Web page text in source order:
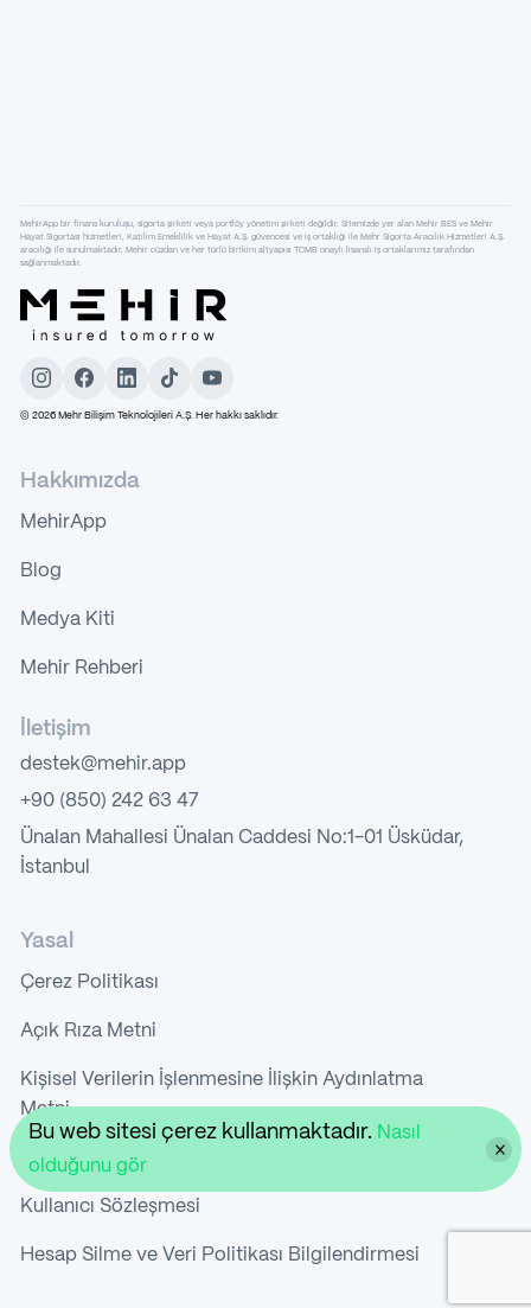
Bu web sitesi çerez kullanmaktadır. Nasıl
olduğunu gör
© 2026Mehr Bilişim Teknolojileri A.Ş. Her hakkı saklıdır.
Hakkımızda
MehirApp
Blog
Medya Kiti
Mehir Rehberi
İletişim
destek@mehir.app
+90 (850) 242 63 47
Ünalan Mahallesi Ünalan Caddesi No:1-01 Üsküdar,
İstanbul
Yasal
Çerez Politikası
Açık Rıza Metni
Kişisel Verilerin İşlenmesine İlişkin Aydınlatma
Metni
Gizlilik Politikası
Kullanıcı Sözleşmesi
Hesap Silme ve Veri Politikası Bilgilendirmesi
MehirApp bir finans kuruluşu, sigorta şirketi veya portföy yönetim şirketi değildir. Sitemizde yer alan Mehir BES ve Mehir
Hayat Sigortası hizmetleri, Katılım Emeklilik ve Hayat A.Ş. güvencesi ve iş ortaklığı ile Mehr Sigorta Aracılık Hizmetleri A.Ş.
aracılığı ile sunulmaktadır. Mehir cüzdan ve her türlü birikim altyapısı TCMB onaylı lisanslı iş ortaklarımız tarafından
sağlanmaktadır.